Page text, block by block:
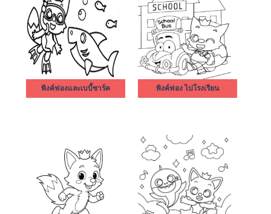
พิงค์ฟองและเบบี้ชาร์ค พิงค์ฟอง ไปโรงเรียน